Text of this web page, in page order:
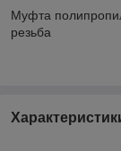
Муфта
резьба